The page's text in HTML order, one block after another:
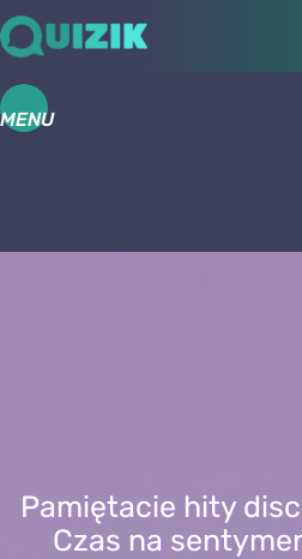
MENU
Pamiętacie hity
Czas na